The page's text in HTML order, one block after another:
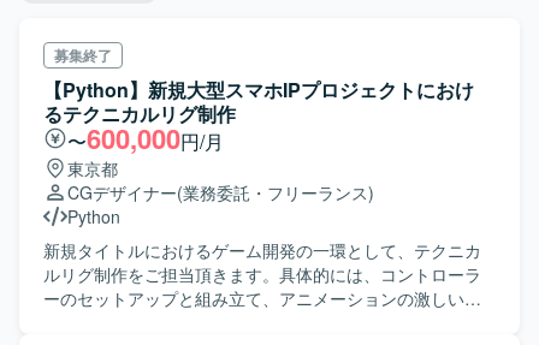
募集終了
【Python】新規大型スマホIPプロジェクトにおけ
るテクニカルリグ制作
〜600,000円/月
東京都
CGデザイナー(業務委託・フリーランス)
Python
新規タイトルにおけるゲーム開発の一環として、テクニカ
ルリグ制作をご担当頂きます。具体的には、コントローラ
ーのセットアップと組み立て、アニメーションの激しい変